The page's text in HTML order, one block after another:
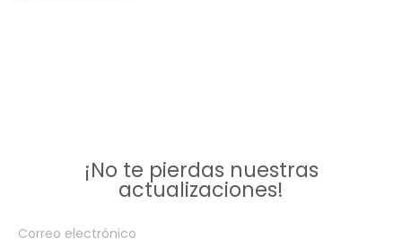
¡No te pierdas nuestras
actualizaciones!